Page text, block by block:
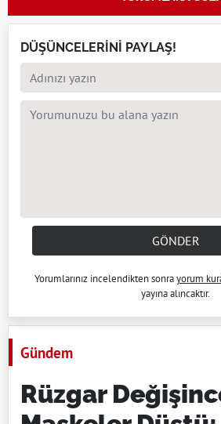
DÜŞÜNCELERİNİ PAYLAŞ!
GÖNDER
Yorumlarınız incelendikten sonrayorum
yayına alıncaktır.
Gündem
Rüzgar